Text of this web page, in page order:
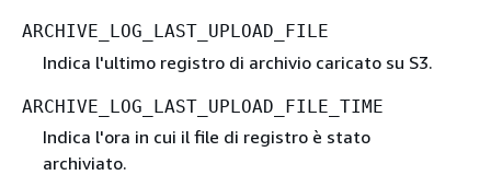
ARCHIVE_LOG_LAST_UPLOAD_FILE
Indica l'ultimo registro di archivio caricato su S3.
ARCHIVE_LOG_LAST_UPLOAD_FILE_TIME
Indica l'ora in cui il file di registro è stato
archiviato.